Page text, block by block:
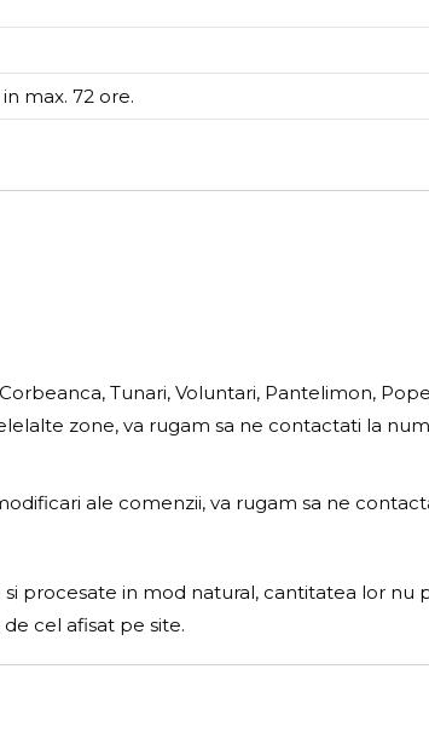
max. 72 ore.
Tunari, Voluntari, Pantelimon,
zone, va rugam sa ne contactati la
ale comenzii, va rugam sa ne
procesate in mod natural, cantitatea lor nu
cel afisat pe site.